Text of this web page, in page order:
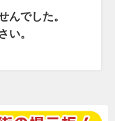
んでした。
い。